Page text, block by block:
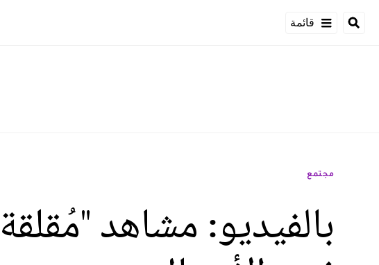
قائمة
مجتمع
بالفيديو: مشاهد